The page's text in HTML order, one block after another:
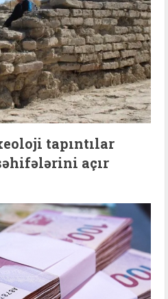
tapıntılar
açır